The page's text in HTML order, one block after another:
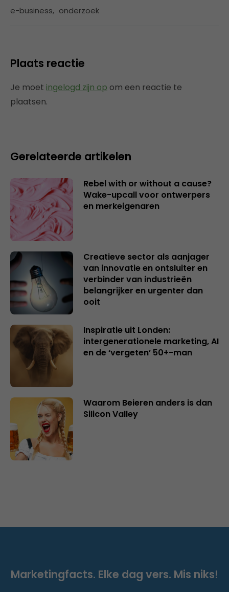
e-business, onderzoek
Plaats reactie
Je moet ingelogd zijn op om een reactie te
plaatsen.
Gerelateerde artikelen
Rebel with or without a cause?
Wake-upcall voor ontwerpers
en merkeigenaren
Creatieve sector als aanjager
van innovatie en ontsluiter en
verbinder van industrieën
belangrijker en urgenter dan
ooit
Inspiratie uit Londen:
intergenerationele marketing, AI
en de ‘vergeten’ 50+-man
Waarom Beieren anders is dan
Silicon Valley
Marketingfacts. Elke dag vers. Mis niks!